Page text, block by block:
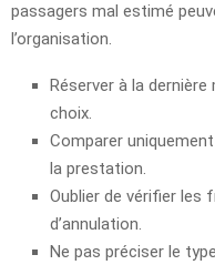
passagers mal estimé
l’organisation.
Réserver à la
choix.
Comparer
la prestation.
Oublier de vérifier les
d’annulation.
Ne pas préciser le